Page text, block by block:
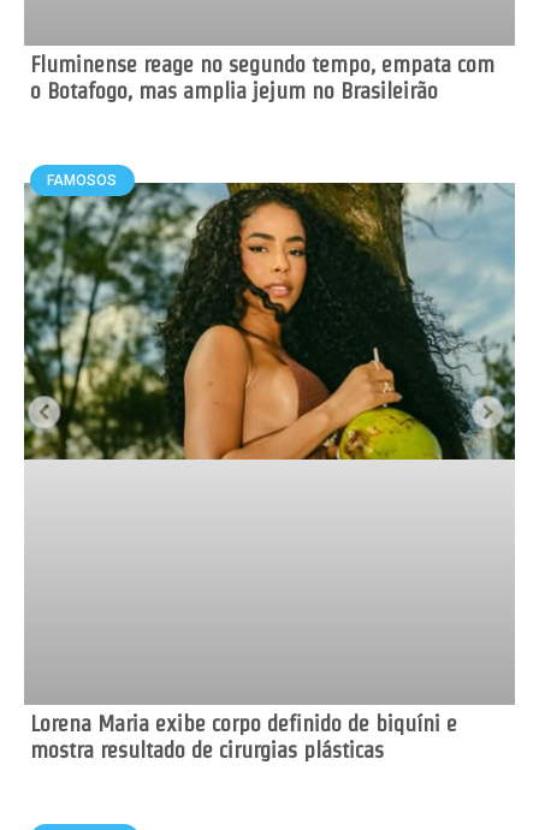
Fluminense reage no segundo tempo, empata com
o Botafogo, mas amplia jejum no Brasileirão
FAMOSOS
Lorena Maria exibe corpo definido de biquíni e
mostra resultado de cirurgias plásticas